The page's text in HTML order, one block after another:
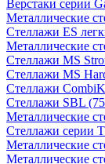
Верстаки серии
Металлические
Стеллажи ES
Металлические
Стеллажи MS
Стеллажи MS
Стеллажи CombiK
Стеллажи SBL
Металлические
Стеллажи серии
Металлические
Металлические